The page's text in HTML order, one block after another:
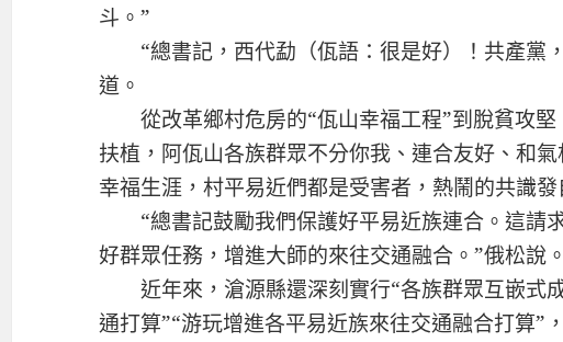
斗。”
“總書記，西代勐（佤語：很是好）！共產黨
道。
從改革鄉村危房的“佤山幸福工程”到脫貧攻堅
扶植，阿佤山各族群眾不分你我、連合友好、和
幸福生涯，村平易近們都是受害者，熱鬧的共識發
“總書記鼓勵我們保護好平易近族連合。這請
好群眾任務，增進大師的來往交通融合。”俄松說。
近年來，滄源縣還深刻實行“各族群眾互嵌式
通打算”“游玩增進各平易近族來往交通融合打算”